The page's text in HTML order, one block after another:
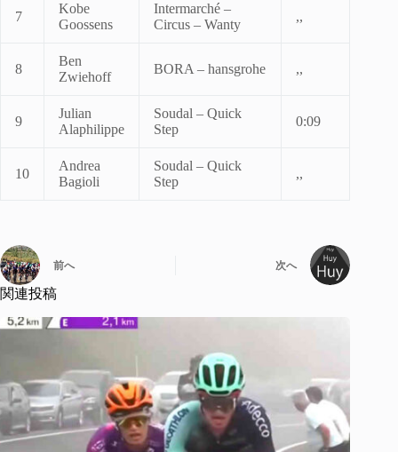
7
Kobe
Goossens
Intermarché –
Circus – Wanty
,,
8
Ben
Zwiehoff
BORA – hansgrohe ,,
9
Julian
Alaphilippe
Soudal – Quick
Step
0:09
10
Andrea
Bagioli
Soudal – Quick
Step
,,
前へ 次へ
関連投稿